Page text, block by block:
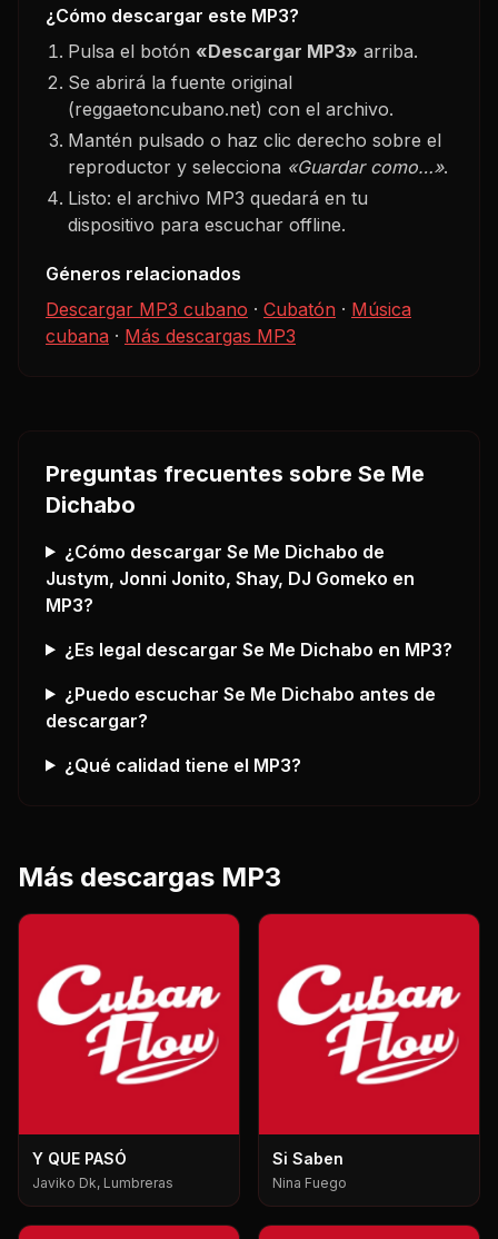
¿Cómo descargar este MP3?
Pulsa el botón «Descargar MP3» arriba.
Se abrirá la fuente original
(reggaetoncubano.net) con el archivo.
Mantén pulsado o haz clic derecho sobre el
reproductor y selecciona «Guardar como…».
Listo: el archivo MP3 quedará en tu
dispositivo para escuchar offline.
Géneros relacionados
Descargar MP3 cubano · Cubatón · Música
cubana · Más descargas MP3
Preguntas frecuentes sobre Se Me
Dichabo
¿Cómo descargar Se Me Dichabo de
Justym, Jonni Jonito, Shay, DJ Gomeko en
MP3?
¿Es legal descargar Se Me Dichabo en MP3?
¿Puedo escuchar Se Me Dichabo antes de
descargar?
¿Qué calidad tiene el MP3?
Más descargas MP3
Y QUE PASÓ
Javiko Dk, Lumbreras
Si Saben
Nina Fuego